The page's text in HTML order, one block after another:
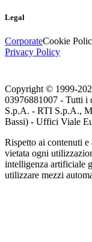
Legal
CorporateCookie
Privacy Policy
Copyright © 1999-
03976881007 - Tutti i
S.p.A. - RTI S.p.A.,
Bassi) - Uffici Viale
Rispetto ai contenuti
vietata ogni
intelligenza artificiale
utilizzare mezzi